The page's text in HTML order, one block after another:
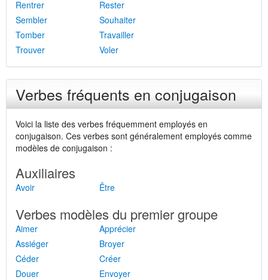
Rentrer
Rester
Sembler
Souhaiter
Tomber
Travailler
Trouver
Voler
Verbes fréquents en conjugaison
Voici la liste des verbes fréquemment employés en
conjugaison. Ces verbes sont généralement employés comme
modèles de conjugaison :
Auxiliaires
Avoir Être
Verbes modèles du premier groupe
Aimer
Apprécier
Assiéger
Broyer
Céder
Créer
Douer
Envoyer